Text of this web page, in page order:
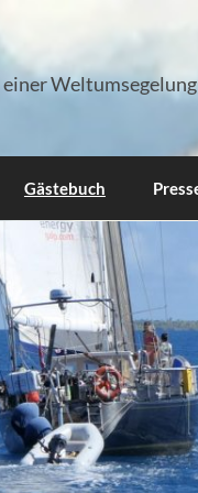
Weltumsegelung
Gästebuch